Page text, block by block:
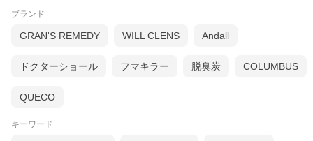
ブランド
GRAN'S REMEDY WILL CLENS Andall
ドクターショール フマキラー 脱臭炭 COLUMBUS
QUECO
キーワード